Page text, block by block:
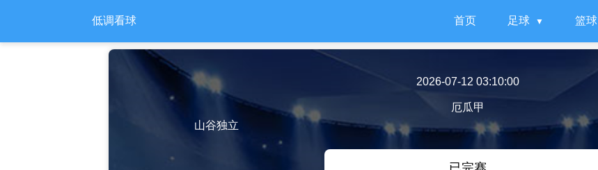
低调看球 首页 足球 篮球
山谷独立
2026-07-12 03:10:00
厄瓜甲